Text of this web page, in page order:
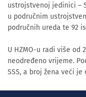
ustrojstvenoj jedinici –
u područnim
područnih ureda te 92
U HZMO-u radi više od
neodređeno vrijeme.
SSS, a broj žena veći